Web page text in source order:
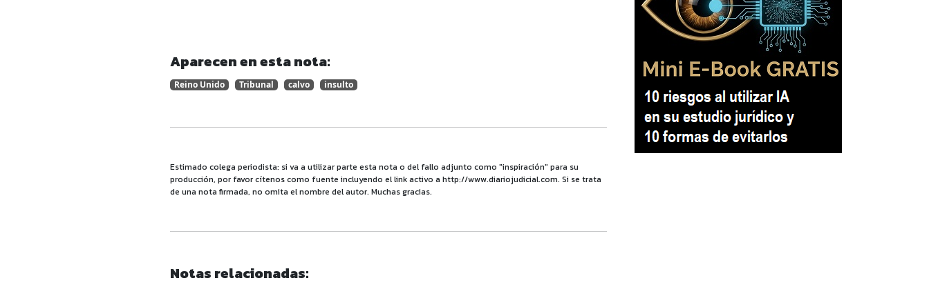
Aparecen en esta nota:
Reino Unido Tribunal calvo insulto
Estimado colega periodista: si va a utilizar parte esta nota o del fallo adjunto como "inspiración" para su
producción, por favor cítenos como fuente incluyendo el link activo a http://www.diariojudicial.com. Si se trata
de una nota firmada, no omita el nombre del autor. Muchas gracias.
Notas relacionadas: